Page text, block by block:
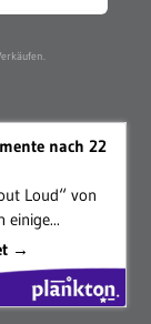
nach 22
Loud“ von
einige...
→